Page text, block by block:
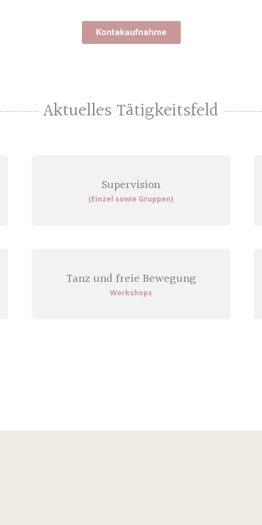
Kontakaufnahme
Aktuelles Tätigkeitsfeld
Supervision
(Einzel sowie Gruppen)
Tanz und freie Bewegung
Workshops